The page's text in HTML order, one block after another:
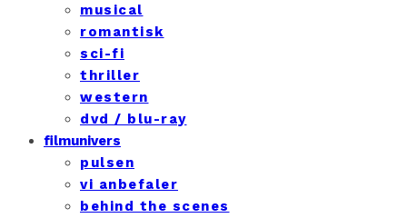
musical
romantisk
sci-fi
thriller
western
dvd / blu-ray
filmunivers
pulsen
vi anbefaler
behind the scenes